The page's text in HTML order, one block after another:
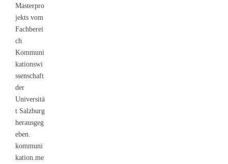
Masterpro
jekts vom
Fachberei
ch
Kommuni
kationswi
ssenschaft
der
Universitä
t Salzburg
herausgeg
eben.
kommuni
kation.me